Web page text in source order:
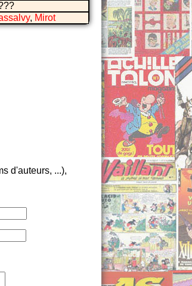
, Mirot
d'auteurs, ...),